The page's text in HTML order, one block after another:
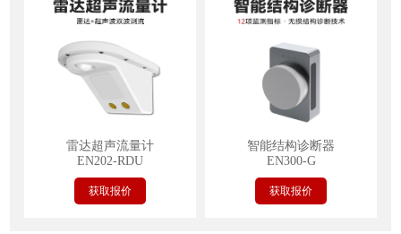
雷达超声流量计
EN202-RDU
获取报价
智能结构诊断器
EN300-G
获取报价